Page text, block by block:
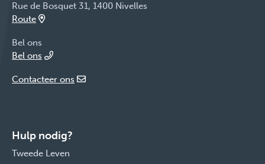
Rue de Bosquet 31, 1400 Nivelles
Route
Bel ons
Bel ons
Contacteer ons
Hulp nodig?
Tweede Leven